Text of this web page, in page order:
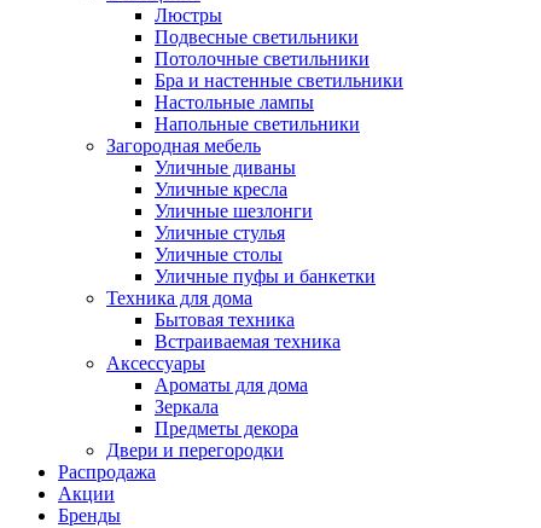
Люстры
Подвесные светильники
Потолочные светильники
Бра и настенные светильники
Настольные лампы
Напольные светильники
Загородная мебель
Уличные диваны
Уличные кресла
Уличные шезлонги
Уличные стулья
Уличные столы
Уличные пуфы и банкетки
Техника для дома
Бытовая техника
Встраиваемая техника
Аксессуары
Ароматы для дома
Зеркала
Предметы декора
Двери и перегородки
Распродажа
Акции
Бренды